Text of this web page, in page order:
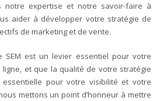
notre expertise et notre savoir-faire à
aider à développer votre stratégie de
de marketing et de vente.
SEM est un levier essentiel pour votre
et que la qualité de votre stratégie
pour votre visibilité et votre
mettons un point d’honneur à mettre